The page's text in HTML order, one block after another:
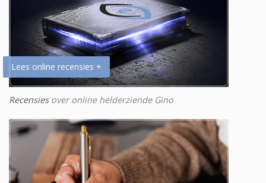
Lees online recensies +
Recensiesover online helderziende Gino